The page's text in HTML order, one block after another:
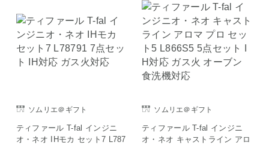
ソムリエ＠ギフト
ティファール T-fal インジニ
オ・ネオ IHモカ セット7 L787
ソムリエ＠ギフト
ティファール T-fal インジニ
オ・ネオ キャストライン アロ